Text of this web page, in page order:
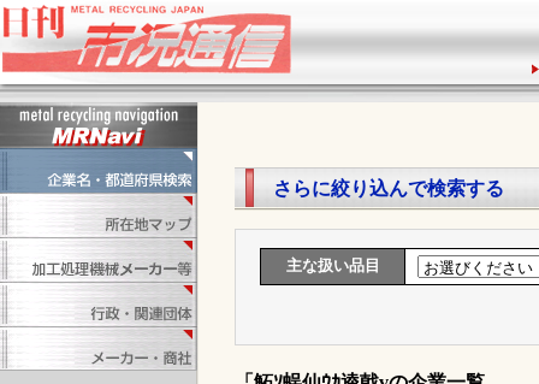
1
さらに絞り込んで検索する
主な扱い品目